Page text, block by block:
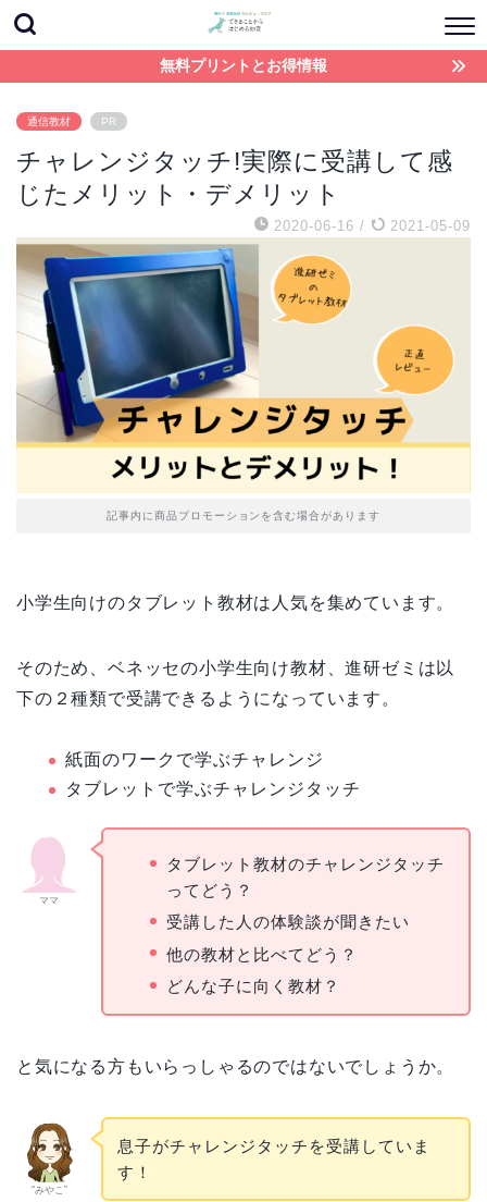
無料プリントとお得情報
通信教材 PR
チャレンジタッチ!実際に受講して感
じたメリット・デメリット
2020-06-16 / 2021-05-09
記事内に商品プロモーションを含む場合があります
小学生向けのタブレット教材は人気を集めています。
そのため、ベネッセの小学生向け教材、進研ゼミは以
下の２種類で受講できるようになっています。
紙面のワークで学ぶチャレンジ
タブレットで学ぶチャレンジタッチ
ママ
タブレット教材のチャレンジタッチ
ってどう？
受講した人の体験談が聞きたい
他の教材と比べてどう？
どんな子に向く教材？
と気になる方もいらっしゃるのではないでしょうか。
“みやこ”
息子がチャレンジタッチを受講していま
す！